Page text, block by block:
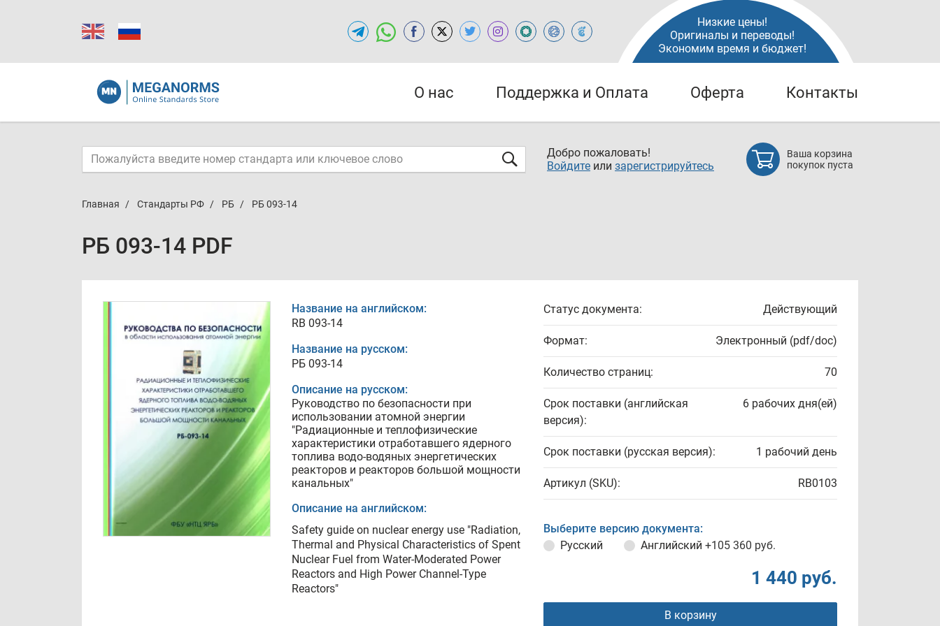
Низкие цены!
Оригиналы и переводы!
Экономим время и бюджет!
О нас Поддержка и Оплата Оферта Контакты
Добро пожаловать!
Войдите или зарегистрируйтесь
Ваша корзина
покупок пуста
Главная Стандарты РФ РБ РБ 093-14
РБ 093-14 PDF
Название на английском:
RB 093-14
Название на русском:
РБ 093-14
Описание на русском:
Руководство по безопасности при
использовании атомной энергии
"Радиационные и теплофизические
характеристики отработавшего ядерного
топлива водо-водяных энергетических
реакторов и реакторов большой мощности
канальных"
Описание на английском:
Safety guide on nuclear energy use "Radiation,
Thermal and Physical Characteristics of Spent
Nuclear Fuel from Water-Moderated Power
Reactors and High Power Channel-Type
Reactors"
Статус документа: Действующий
Формат: Электронный (pdf/doc)
Количество страниц: 70
Срок поставки (английская
версия):
6 рабочих дня(ей)
Срок поставки (русская версия): 1 рабочий день
Артикул (SKU): RB0103
Выберите версию документа:
Русский
Английский +105 360 руб.
1 440 руб.
В корзину